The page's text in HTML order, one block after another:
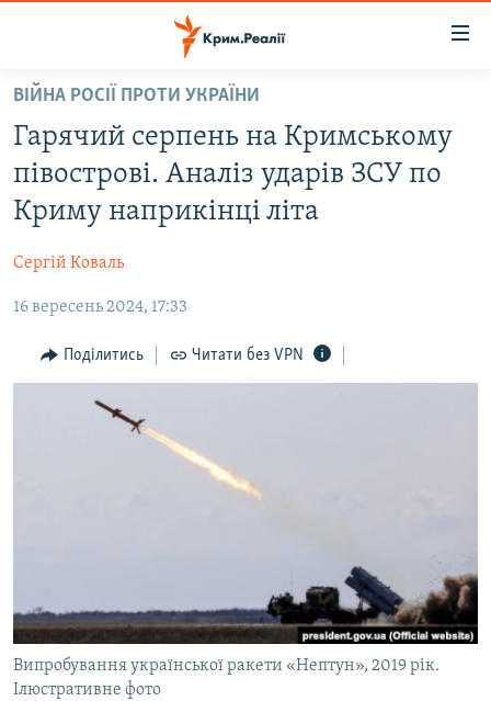
Перейти
основного
матеріалу
Перейти
до
основної
навігації
Перейти
пошуку
ВОДА.КРИМ
ВІДЕО ТА ФОТО
БЛОГИ
ПОГЛЯД
ІНТЕРВ'Ю
СПЕЦПРОЕКТИ
ІНФОГРАФІКА
ЯК ОБІЙТИ БЛОКУВАННЯ
ДОЛУЧАЙСЯ!
ВІЙНА РОСІЇ ПРОТИ УКРАЇНИ
Гарячий серпень на Кримському
півострові. Аналіз ударів ЗСУ по
Криму наприкінці літа
Сергій Коваль
16 вересень 2024, 17:33
Поділитись Читати без VPN
Випробування української ракети «Нептун», 2019 рік.
Ілюстративне фото